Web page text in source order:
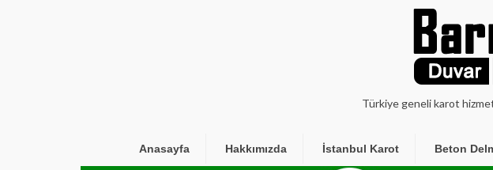
Türkiye geneli karot
Anasayfa Hakkımızda İstanbul Karot Beton